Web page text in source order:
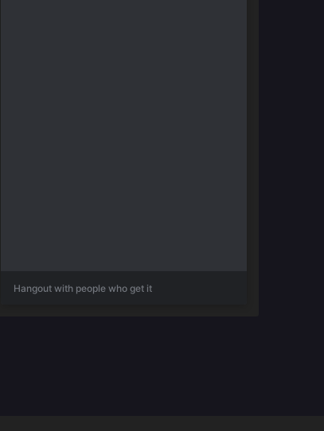
Hangout with people who get it